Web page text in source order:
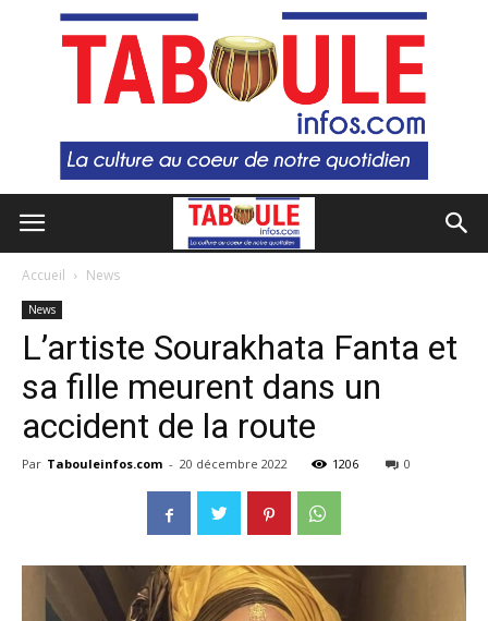
Accueil News
News
L’artiste Sourakhata Fanta et
sa fille meurent dans un
accident de la route
Par Tabouleinfos.com - 20 décembre 2022 1206 0